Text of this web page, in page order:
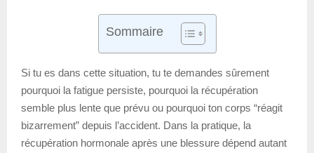
Sommaire
Si tu es dans cette situation, tu te demandes sûrement
pourquoi la fatigue persiste, pourquoi la récupération
semble plus lente que prévu ou pourquoi ton corps “réagit
bizarrement” depuis l’accident. Dans la pratique, la
récupération hormonale après une blessure dépend autant